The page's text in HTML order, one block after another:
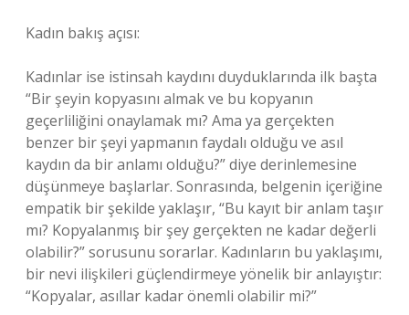
Kadın bakış açısı:
Kadınlar ise istinsah kaydını duyduklarında ilk başta
“Bir şeyin kopyasını almak ve bu kopyanın
geçerliliğini onaylamak mı? Ama ya gerçekten
benzer bir şeyi yapmanın faydalı olduğu ve asıl
kaydın da bir anlamı olduğu?” diye derinlemesine
düşünmeye başlarlar. Sonrasında, belgenin içeriğine
empatik bir şekilde yaklaşır, “Bu kayıt bir anlam taşır
mı? Kopyalanmış bir şey gerçekten ne kadar değerli
olabilir?” sorusunu sorarlar. Kadınların bu yaklaşımı,
bir nevi ilişkileri güçlendirmeye yönelik bir anlayıştır:
“Kopyalar, asıllar kadar önemli olabilir mi?”